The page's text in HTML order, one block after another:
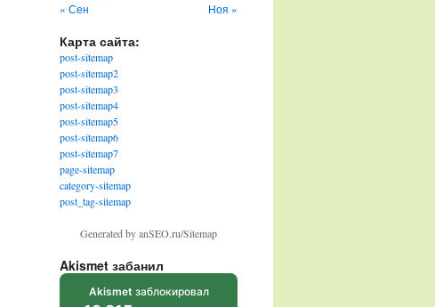
« Сен
Ноя »
Карта сайта:
post-sitemap
post-sitemap2
post-sitemap3
post-sitemap4
post-sitemap5
post-sitemap6
post-sitemap7
page-sitemap
category-sitemap
post_tag-sitemap
Generated by anSEO.ru/Sitemap
Akismet забанил
Akismet заблокировал